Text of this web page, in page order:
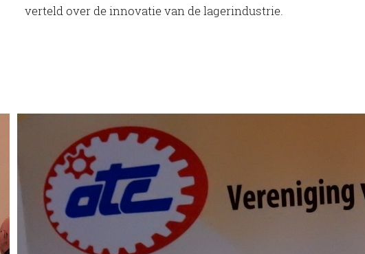
verteld over de innovatie van de lagerindustrie.